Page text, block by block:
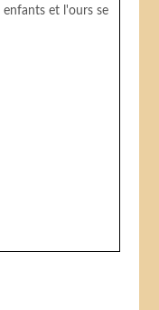
enfants et l'ours se